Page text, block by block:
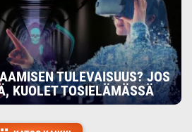
TULEVAISUUS? JOS
KUOLET TOSIELÄMÄSSÄ